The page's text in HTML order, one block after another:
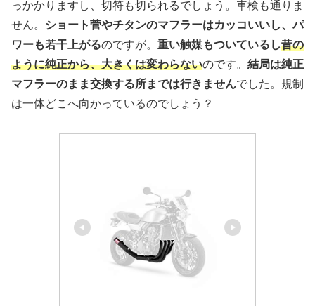
っかかりますし、切符も切られるでしょう。車検も通りま
せん。 ショート菅やチタンのマフラーはカッコいいし、パ
ワーも若干上がるのですが。 重い触媒もついているし昔の
ように純正から、大きくは変わらないのです。 結局は純正
マフラーのまま交換する所までは行きませんでした。規制
は一体どこへ向かっているのでしょう？